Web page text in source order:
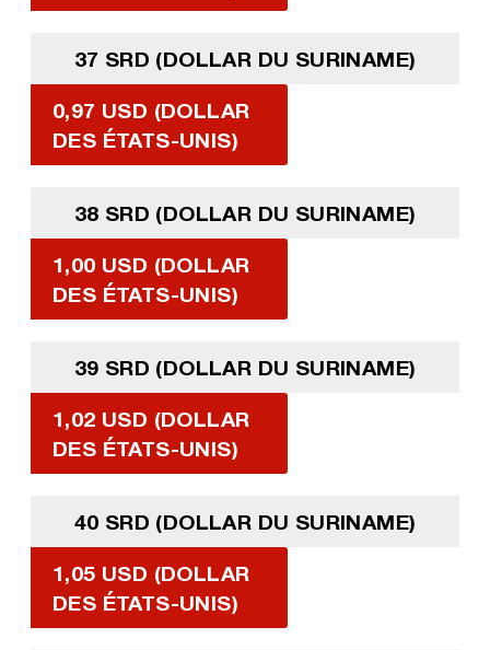
37 SRD (DOLLAR DU SURINAME)
0,97 USD (DOLLAR
DES ÉTATS-UNIS)
38 SRD (DOLLAR DU SURINAME)
1,00 USD (DOLLAR
DES ÉTATS-UNIS)
39 SRD (DOLLAR DU SURINAME)
1,02 USD (DOLLAR
DES ÉTATS-UNIS)
40 SRD (DOLLAR DU SURINAME)
1,05 USD (DOLLAR
DES ÉTATS-UNIS)